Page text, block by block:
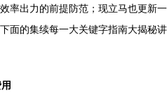
率出力的前提防范；现立马也更新一
面的集续每一大关键字指南大揭秘讲